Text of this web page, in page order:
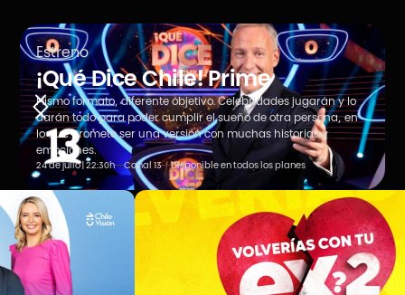
Estreno
¡Qué Dice Chile! Prime
Mismo formato, diferente objetivo. Celebridades jugarán y lo
darán todo para poder cumplir el sueño de otra persona, en
lo que promete ser una versión con muchas historias y
emociones.
24 de julio | 22:30h Canal 13 Disponible en todos los planes